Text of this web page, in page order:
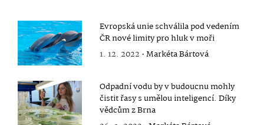
Evropská unie schválila pod vedením
ČR nové limity pro hluk v moři
1. 12. 2022 •Markéta Bártová
Odpadní vodu by v budoucnu mohly
čistit řasy s umělou inteligencí. Díky
vědcům z Brna